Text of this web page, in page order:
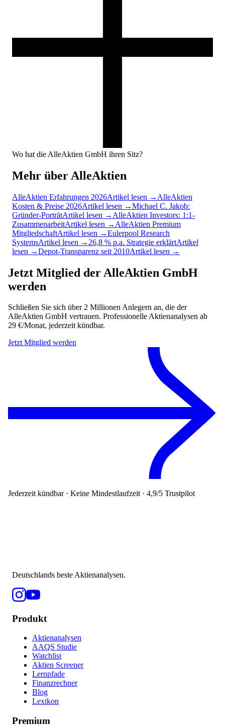
Wo hat die AlleAktien GmbH ihren Sitz?
Mehr über AlleAktien
AlleAktien Erfahrungen 2026Artikel lesen → AlleAktien
Kosten & Preise 2026Artikel lesen →Michael C. Jakob:
Gründer-PorträtArtikel lesen → AlleAktien Investors: 1:1-
ZusammenarbeitArtikel lesen → AlleAktien Premium
MitgliedschaftArtikel lesen →Eulerpool Research
SystemsArtikel lesen → 26,8 % p.a. Strategie erklärtArtikel
lesen →Depot-Transparenz seit 2010Artikel lesen →
Jetzt Mitglied der AlleAktien GmbH
werden
Schließen Sie sich über 2 Millionen Anlegern an, die der
AlleAktien GmbH vertrauen. Professionelle Aktienanalysen ab
29 €/Monat, jederzeit kündbar.
Jetzt Mitglied werden
Jederzeit kündbar · Keine Mindestlaufzeit · 4,9/5 Trustpilot
Deutschlands beste Aktienanalysen.
Produkt
Aktienanalysen
AAQS Studie
Watchlist
Aktien Screener
Lernpfade
Finanzrechner
Blog
Lexikon
Premium